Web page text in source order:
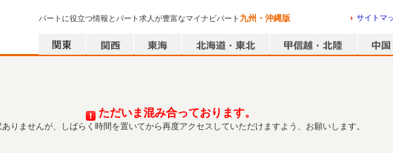
パートに役立つ情報とパート求人が豊富なマイナビパート 九州・沖縄版 サイトマ
ただいま混み合っております。
りませんが、しばらく時間を置いてから再度アクセスしていただけますよう、お願いします。